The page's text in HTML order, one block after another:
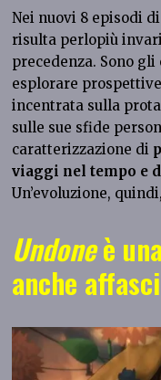
Nei nuovi 8 episodi di
risulta perlopiù
precedenza. Sono
esplorare
incentrata sulla
sulle sue sfide
caratterizzazione di
viaggi nel tempo e
Un’evoluzione,
Undoneè
anche